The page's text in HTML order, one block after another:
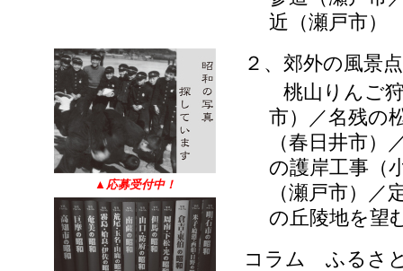
▲ 応募受付中！
近（瀬戸市
２、郊外の風景
桃山りんご狩
市）／名残の
（春日井市
の護岸工事（
（瀬戸市）
の丘陵地を望
コラム ふるさ